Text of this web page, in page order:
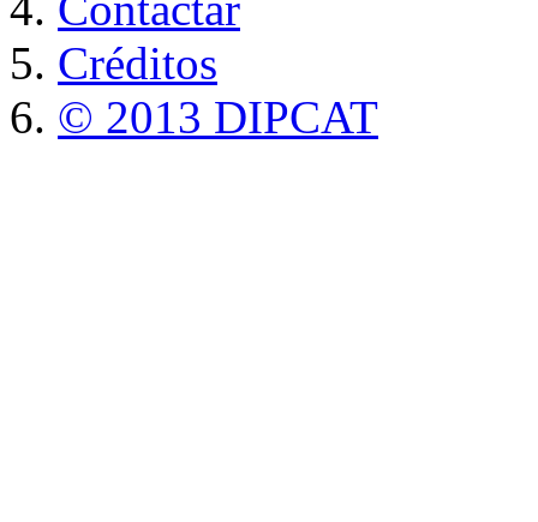
Créditos
© 2013 DIPCAT